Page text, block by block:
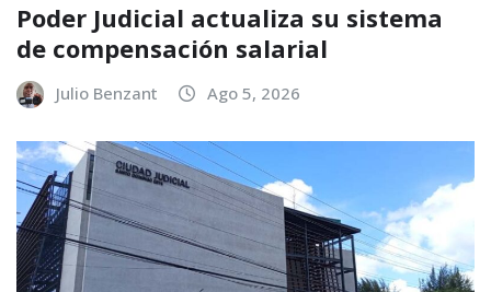
Poder Judicial actualiza su sistema
de compensación salarial
Julio Benzant Ago 5, 2026